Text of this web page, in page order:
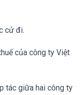
cử đi.
của công ty Việt
tác giữa hai công ty